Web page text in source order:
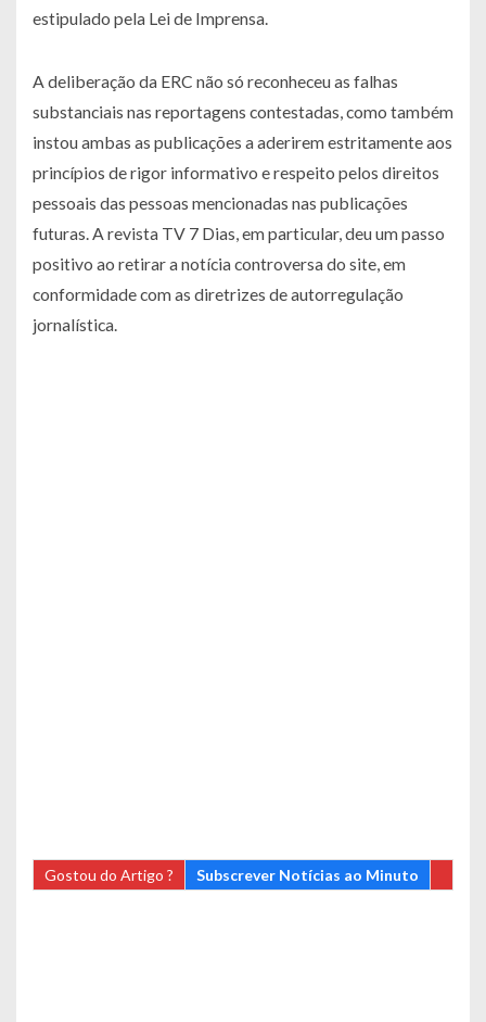
estipulado pela Lei de Imprensa.
A deliberação da ERC não só reconheceu as falhas
substanciais nas reportagens contestadas, como também
instou ambas as publicações a aderirem estritamente aos
princípios de rigor informativo e respeito pelos direitos
pessoais das pessoas mencionadas nas publicações
futuras. A revista TV 7 Dias, em particular, deu um passo
positivo ao retirar a notícia controversa do site, em
conformidade com as diretrizes de autorregulação
jornalística.
Gostou do Artigo ? Subscrever Notícias ao Minuto